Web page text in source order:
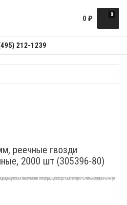
0
0 ₽
212-1239
реечные гвозди
2000 шт (305396-80)